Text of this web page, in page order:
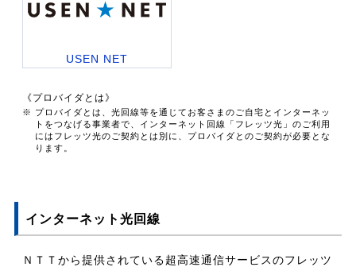
USEN NET
《プロバイダとは》
※ プロバイダとは、光回線等を通じてお客さまのご自宅とインターネッ
トをつなげる事業者で、インターネット回線「フレッツ光」のご利用
にはフレッツ光のご契約とは別に、プロバイダとのご契約が必要とな
ります。
インターネット光回線
ＮＴＴから提供されている超高速通信サービスのフレッツ